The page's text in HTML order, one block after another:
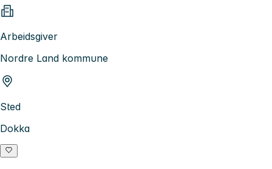
Arbeidsgiver
Nordre Land kommune
Sted
Dokka